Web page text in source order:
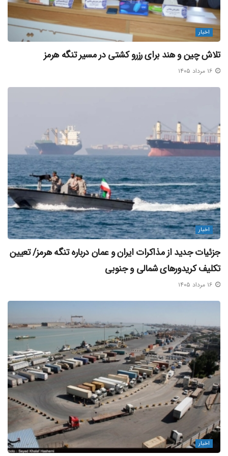
اخبار
تلاش چین و هند برای رزرو کشتی در مسیر تنگه هرمز
اخبار
جزئیات جدید از مذاکرات ایران و عمان درباره تنگه هرمز/ تعیین
تکلیف کریدورهای شمالی و جنوبی
اخبار